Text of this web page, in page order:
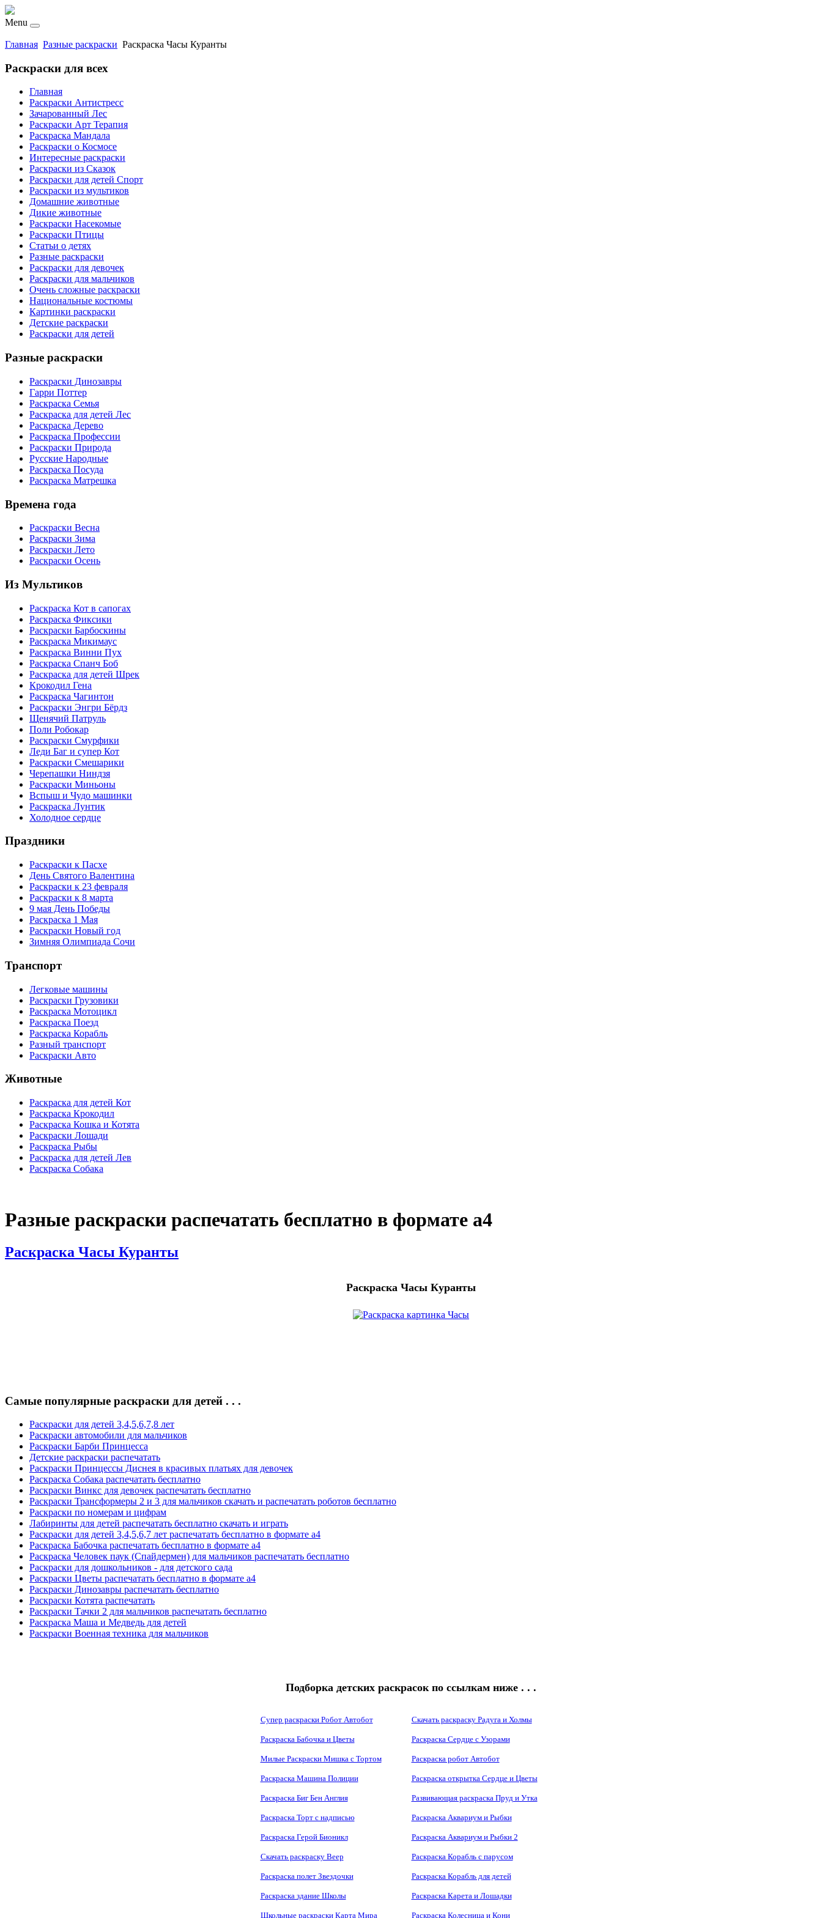
Menu
Главная Разные раскраски Раскраска Часы Куранты
Раскраски для всех
Главная
Раскраски Антистресс
Зачарованный Лес
Раскраски Арт Терапия
Раскраска Мандала
Раскраски о Космосе
Интересные раскраски
Раскраски из Сказок
Раскраски для детей Спорт
Раскраски из мультиков
Домашние животные
Дикие животные
Раскраски Насекомые
Раскраски Птицы
Статьи о детях
Разные раскраски
Раскраски для девочек
Раскраски для мальчиков
Очень сложные раскраски
Национальные костюмы
Картинки раскраски
Детские раскраски
Раскраски для детей
Разные раскраски
Раскраски Динозавры
Гарри Поттер
Раскраска Семья
Раскраска для детей Лес
Раскраска Дерево
Раскраска Профессии
Раскраски Природа
Русские Народные
Раскраска Посуда
Раскраска Матрешка
Времена года
Раскраски Весна
Раскраски Зима
Раскраски Лето
Раскраски Осень
Из Мультиков
Раскраска Кот в сапогах
Раскраска Фиксики
Раскраски Барбоскины
Раскраска Микимаус
Раскраска Винни Пух
Раскраска Спанч Боб
Раскраска для детей Шрек
Крокодил Гена
Раскраска Чагинтон
Раскраски Энгри Бёрдз
Щенячий Патруль
Поли Робокар
Раскраски Смурфики
Леди Баг и супер Кот
Раскраски Смешарики
Черепашки Ниндзя
Раскраски Миньоны
Вспыш и Чудо машинки
Раскраска Лунтик
Холодное сердце
Праздники
Раскраски к Пасхе
День Святого Валентина
Раскраски к 23 февраля
Раскраски к 8 марта
9 мая День Победы
Раскраска 1 Мая
Раскраски Новый год
Зимняя Олимпиада Сочи
Транспорт
Легковые машины
Раскраски Грузовики
Раскраска Мотоцикл
Раскраска Поезд
Раскраска Корабль
Разный транспорт
Раскраски Авто
Животные
Раскраска для детей Кот
Раскраска Крокодил
Раскраска Кошка и Котята
Раскраски Лошади
Раскраска Рыбы
Раскраска для детей Лев
Раскраска Собака
Разные раскраски распечатать бесплатно в формате а4
Раскраска Часы Куранты
Раскраска Часы Куранты
Самые популярные раскраски для детей . . .
Раскраски для детей 3,4,5,6,7,8 лет
Раскраски автомобили для мальчиков
Раскраски Барби Принцесса
Детские раскраски распечатать
Раскраски Принцессы Диснея в красивых платьях для девочек
Раскраска Собака распечатать бесплатно
Раскраски Винкс для девочек распечатать бесплатно
Раскраски Трансформеры 2 и 3 для мальчиков скачать и распечатать роботов бесплатно
Раскраски по номерам и цифрам
Лабиринты для детей распечатать бесплатно скачать и играть
Раскраски для детей 3,4,5,6,7 лет распечатать бесплатно в формате а4
Раскраска Бабочка распечатать бесплатно в формате а4
Раскраска Человек паук (Спайдермен) для мальчиков распечатать бесплатно
Раскраски для дошкольников - для детского сада
Раскраски Цветы распечатать бесплатно в формате а4
Раскраски Динозавры распечатать бесплатно
Раскраски Котята распечатать
Раскраски Тачки 2 для мальчиков распечатать бесплатно
Раскраска Маша и Медведь для детей
Раскраски Военная техника для мальчиков
Подборка детских раскрасок по ссылкам ниже . . .
Супер раскраски Робот Автобот Скачать раскраску Радуга и Холмы
Раскраска Бабочка и Цветы Раскраска Сердце с Узорами
Милые Раскраски Мишка с Тортом Раскраска робот Автобот
Раскраска Машина Полиции Раскраска открытка Сердце и Цветы
Раскраска Биг Бен Англия Развивающая раскраска Пруд и Утка
Раскраска Торт с надписью Раскраска Аквариум и Рыбки
Раскраска Герой Бионикл Раскраска Аквариум и Рыбки 2
Скачать раскраску Веер Раскраска Корабль с парусом
Раскраска полет Звездочки Раскраска Корабль для детей
Раскраска здание Школы Раскраска Карета и Лошадки
Школьные раскраски Карта Мира Раскраска Колесница и Кони